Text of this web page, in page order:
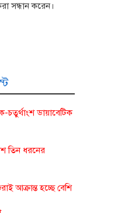
সন্ধান করেন।
চতুর্থাংশ ডায়াবেটিক
তিন ধরনের
আক্রান্ত হচ্ছে বেশি